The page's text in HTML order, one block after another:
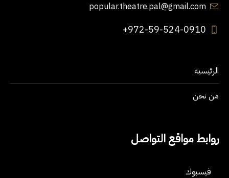
popular.theatre.pal@gmail.com
+972-59-524-0910
الرئيسية
من نحن
روابط مواقع التواصل
فيسبوك